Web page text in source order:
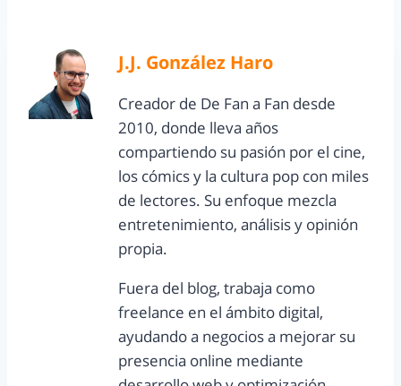
J.J. González Haro
Creador de De Fan a Fan desde
2010, donde lleva años
compartiendo su pasión por el cine,
los cómics y la cultura pop con miles
de lectores. Su enfoque mezcla
entretenimiento, análisis y opinión
propia.
Fuera del blog, trabaja como
freelance en el ámbito digital,
ayudando a negocios a mejorar su
presencia online mediante